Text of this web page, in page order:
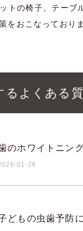
トの椅子、テーブ
をおこなっておりま
るよくある
のホワイトニン
01-26
どもの虫歯予防